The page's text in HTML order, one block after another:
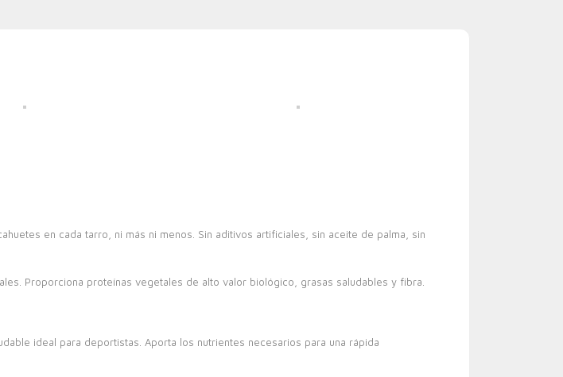
en cada tarro, ni más ni menos. Sin aditivos artificiales, sin aceite de palma, sin
Proporciona proteínas vegetales de alto valor biológico, grasas saludables y fibra.
ideal para deportistas. Aporta los nutrientes necesarios para una rápida